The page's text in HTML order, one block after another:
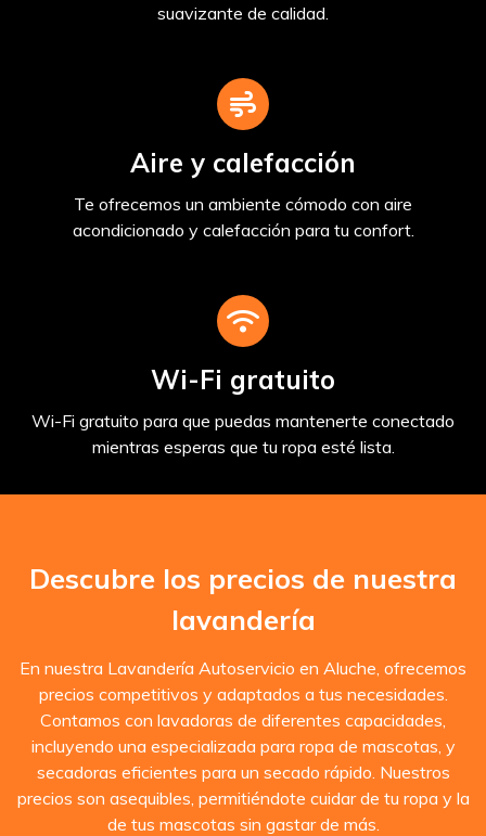
suavizante de calidad.
Aire y calefacción
Te ofrecemos un ambiente cómodo con aire
acondicionado y calefacción para tu confort.
Wi-Fi gratuito
Wi-Fi gratuito para que puedas mantenerte conectado
mientras esperas que tu ropa esté lista.
Descubre los precios de nuestra
lavandería
En nuestra Lavandería Autoservicio en Aluche, ofrecemos
precios competitivos y adaptados a tus necesidades.
Contamos con lavadoras de diferentes capacidades,
incluyendo una especializada para ropa de mascotas, y
secadoras eficientes para un secado rápido. Nuestros
precios son asequibles, permitiéndote cuidar de tu ropa y la
de tus mascotas sin gastar de más.